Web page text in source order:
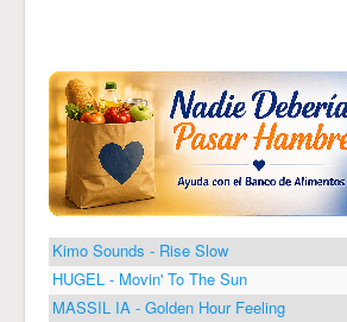
Kimo Sounds - Rise Slow
HUGEL - Movin' To The Sun
MASSIL IA - Golden Hour Feeling